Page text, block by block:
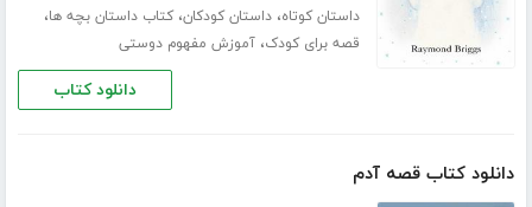
داستان کوتاه،داستان کودکان،کتاب داستان بچه ها،
قصه برای کودک،آموزش مفهوم دوستی
دانلود کتاب
دانلود کتاب قصه آدم